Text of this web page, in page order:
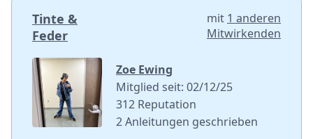
Tinte &
Feder
mit 1 anderen
Mitwirkenden
Zoe Ewing
Mitglied seit: 02/12/25
312 Reputation
2 Anleitungen geschrieben